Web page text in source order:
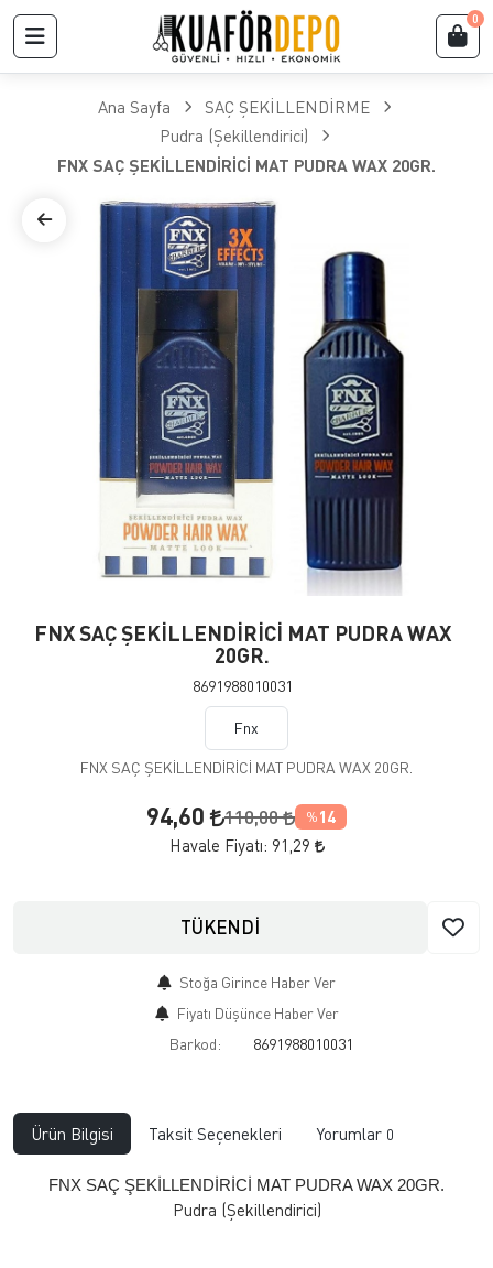
0
Ana Sayfa
SAÇ ŞEKİLLENDİRME
Pudra (Şekillendirici)
FNX SAÇ ŞEKİLLENDİRİCİ MAT PUDRA WAX 20GR.
FNX SAÇ ŞEKİLLENDİRİCİ MAT PUDRA WAX
20GR.
8691988010031
Fnx
FNX SAÇ ŞEKİLLENDİRİCİ MAT PUDRA WAX 20GR.
94,60 110,00 % 14
Havale Fiyatı: 91,29
TÜKENDİ
Stoğa Girince Haber Ver
Fiyatı Düşünce Haber Ver
Barkod:
8691988010031
Ürün Bilgisi Taksit Seçenekleri Yorumlar 0
FNX SAÇ ŞEKİLLENDİRİCİ MAT PUDRA WAX 20GR.
Pudra (Şekillendirici)